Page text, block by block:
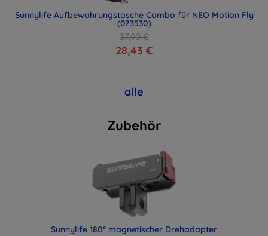
Sunnylife Aufbewahrungstasche Combo für NEO Motion Fly
(073530)
37,90 €
28,43 €
alle
Zubehör
Sunnylife 180° magnetischer Drehadapter